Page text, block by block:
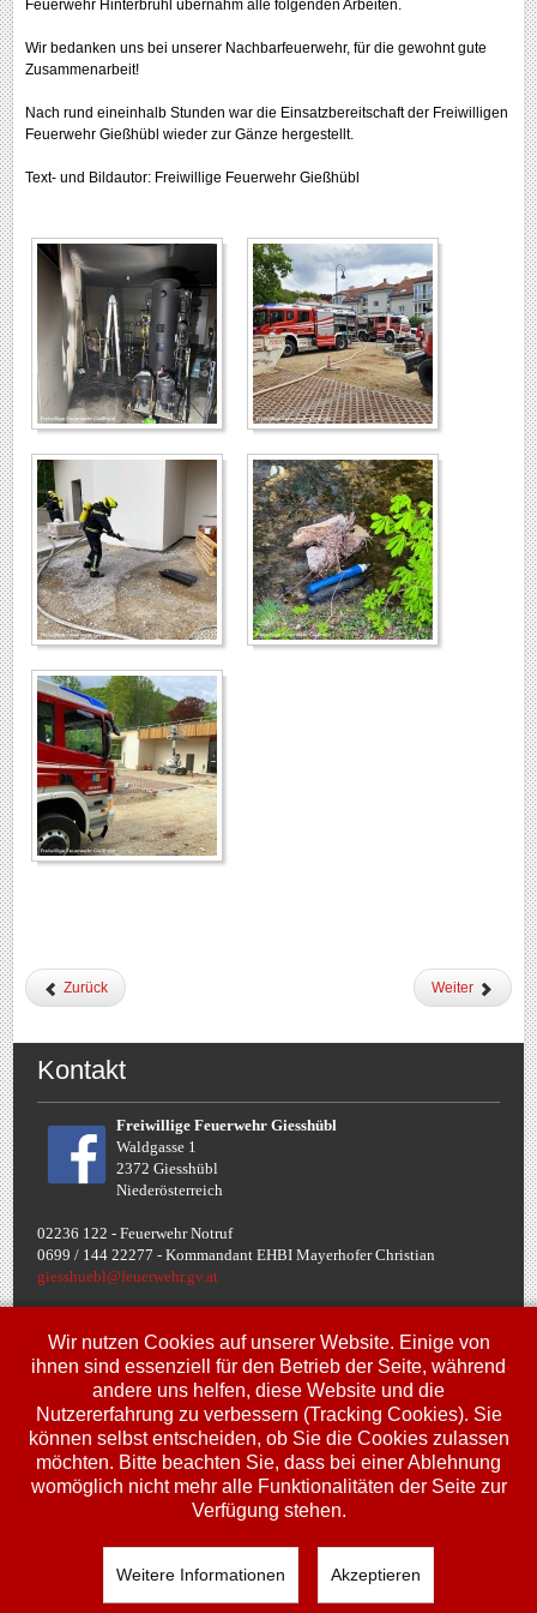
Feuerwehr Hinterbrühl übernahm alle folgenden Arbeiten.
Wir bedanken uns bei unserer Nachbarfeuerwehr, für die gewohnt gute
Zusammenarbeit!
Nach rund eineinhalb Stunden war die Einsatzbereitschaft der Freiwilligen
Feuerwehr Gießhübl wieder zur Gänze hergestellt.
Text- und Bildautor: Freiwillige Feuerwehr Gießhübl
Zurück Weiter
Kontakt
Freiwillige Feuerwehr Giesshübl
Waldgasse 1
2372 Giesshübl
Niederösterreich
02236 122 - Feuerwehr Notruf
0699 / 144 22277 - Kommandant EHBI Mayerhofer Christian
giesshuebl@feuerwehr.gv.at
Termine
Fr, 10. Jul.
00:00 Uhr
Jugendbewerbe FJLA
Sa, 11. Jul.
00:00 Uhr
Jugendbewerbe FJLA
Uhr
Jugendbewerbe FJLA
Wir nutzen Cookies auf unserer Website. Einige von
ihnen sind essenziell für den Betrieb der Seite, während
andere uns helfen, diese Website und die
Nutzererfahrung zu verbessern (Tracking Cookies). Sie
können selbst entscheiden, ob Sie die Cookies zulassen
möchten. Bitte beachten Sie, dass bei einer Ablehnung
womöglich nicht mehr alle Funktionalitäten der Seite zur
Verfügung stehen.
Weitere Informationen Akzeptieren